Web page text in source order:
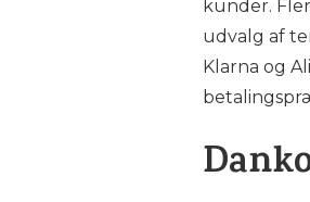
kunder.
udvalg af
Klarna og